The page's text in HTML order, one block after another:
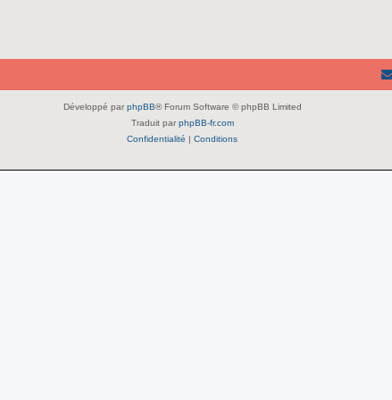
Développé par phpBB® Forum Software © phpBB Limited
Traduit par phpBB-fr.com
Confidentialité | Conditions